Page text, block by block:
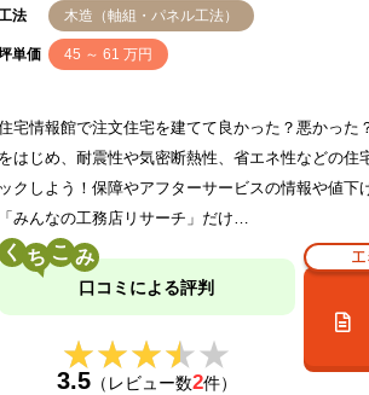
法 木造（軸組・パネル工法）
単価 45 ～ 61 万円
宅情報館で注文住宅を建てて良かった？悪かった
をはじめ、耐震性や気密断熱性、省エネ性などの住
ックしよう！保障やアフターサービスの情報や値下
「みんなの工務店リサーチ」だけ…
く こ
口コミによる評判
★★★★★
★★★★★
3.5（レビュー数2件）